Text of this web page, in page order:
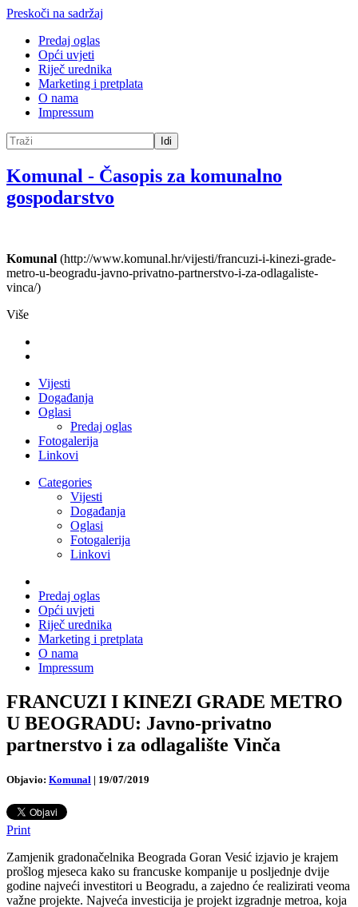
Preskoči na sadržaj
Predaj oglas
Opći uvjeti
Riječ urednika
Marketing i pretplata
O nama
Impressum
Idi
Komunal - Časopis za komunalno
gospodarstvo
Komunal (http://www.komunal.hr/vijesti/francuzi-i-kinezi-grade-
metro-u-beogradu-javno-privatno-partnerstvo-i-za-odlagaliste-
vinca/)
Više
Vijesti
Događanja
Oglasi
Predaj oglas
Fotogalerija
Linkovi
Categories
Vijesti
Događanja
Oglasi
Fotogalerija
Linkovi
Predaj oglas
Opći uvjeti
Riječ urednika
Marketing i pretplata
O nama
Impressum
FRANCUZI I KINEZI GRADE METRO
U BEOGRADU: Javno-privatno
partnerstvo i za odlagalište Vinča
Objavio: Komunal | 19/07/2019
Print
Zamjenik gradonačelnika Beograda Goran Vesić izjavio je krajem
prošlog mjeseca kako su francuske kompanije u posljednje dvije
godine najveći investitori u Beogradu, a zajedno će realizirati veoma
važne projekte. Najveća investicija je projekt izgradnje metroa, koja